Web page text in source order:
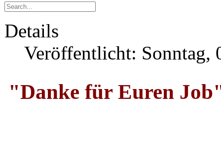
Details
Veröffentlicht: Sonntag,
"Danke für Euren